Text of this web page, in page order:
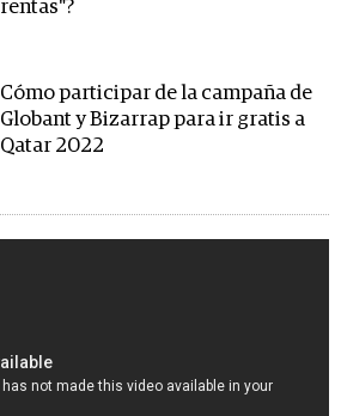
rentas"?
Cómo participar de la campaña de
Globant y Bizarrap para ir gratis a
Qatar 2022